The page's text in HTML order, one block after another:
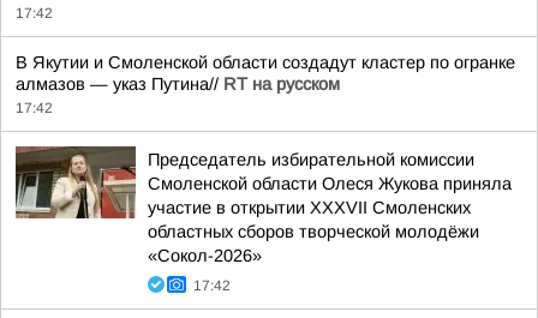
17:42
В Якутии и Смоленской области создадут кластер по огранке
алмазов — указ Путина// RT на русском
17:42
Председатель избирательной комиссии
Смоленской области Олеся Жукова приняла
участие в открытии XXXVII Смоленских
областных сборов творческой молодёжи
«Сокол-2026»
17:42